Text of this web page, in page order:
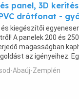
panel, 3D
drótfonat -
kiegészítői
A panelek 200 és
magasságban
az igényeihez.
amelyek alulra ...
Abaúj-Zemplén